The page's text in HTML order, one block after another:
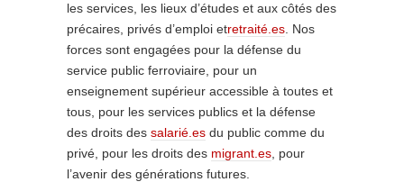
les services, les lieux d’études et aux côtés des
précaires, privés d’emploi etretraité.es . Nos
forces sont engagées pour la défense du
service public ferroviaire, pour un
enseignement supérieur accessible à toutes et
tous, pour les services publics et la défense
des droits des salarié.es du public comme du
privé, pour les droits des migrant.es , pour
l’avenir des générations futures.